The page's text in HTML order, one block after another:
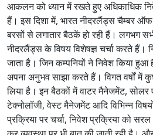
आकलन को ध्यान में रखते हुए अधिकाधिक
हैं। इस दिशा में, भारत नीदरलैंड्स चैम्बर
बरसों से लगातार बैठकें हो रही हैं। लगभग
नीदरलैंड्स के विषय विशेषज्ञ चर्चा करते हैं।
जाता है। जिन कम्पनियों ने निवेश किया
अपना अनुभव साझा करते हैं। विगत वर्षों में
लिया है। इन बैठकों में वाटर मैनेजमेंट, सोलर
टेक्नोलॉजी, वेस्ट मैनेजमेंट आदि विभिन्न
प्रक्रिया पर चर्चा, निवेश प्रक्रिया को